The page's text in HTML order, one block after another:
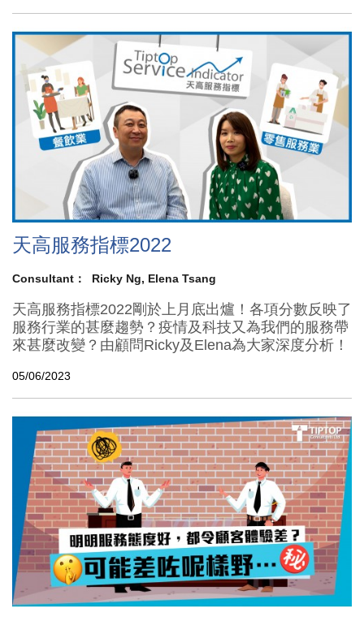
天高服務指標2022
Consultant： Ricky Ng Elena Tsang
天高服務指標2022剛於上月底出爐！各項分數反映了
服務行業的甚麼趨勢？疫情及科技又為我們的服務帶
來甚麼改變？由顧問Ricky及Elena為大家深度分析！
05/06/2023